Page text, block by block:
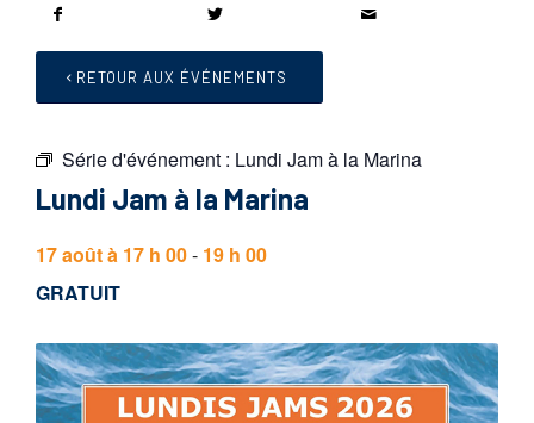
RETOUR AUX ÉVÉNEMENTS
Série d'événement : Lundi Jam à la Marina
Lundi Jam à la Marina
17 août à 17 h 00- 19 h 00
GRATUIT